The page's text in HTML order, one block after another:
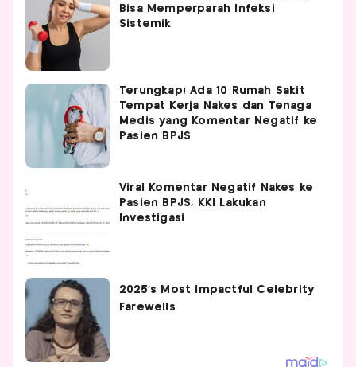
Bisa Memperparah Infeksi
Sistemik
Terungkap! Ada 10 Rumah Sakit
Tempat Kerja Nakes dan Tenaga
Medis yang Komentar Negatif ke
Pasien BPJS
Viral Komentar Negatif Nakes ke
Pasien BPJS, KKI Lakukan
Investigasi